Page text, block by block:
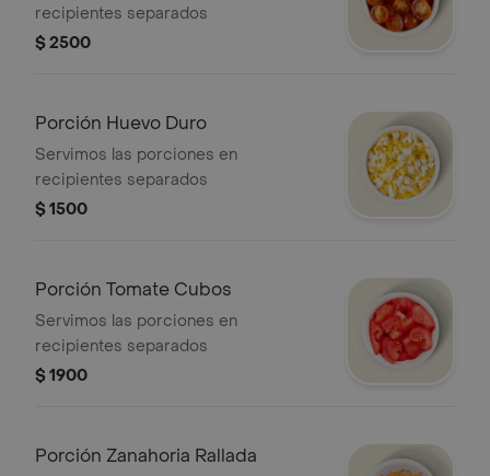
recipientes separados
$ 2500
Porción Huevo Duro
Servimos las porciones en
recipientes separados
$ 1500
Porción Tomate Cubos
Servimos las porciones en
recipientes separados
$ 1900
Porción Zanahoria Rallada